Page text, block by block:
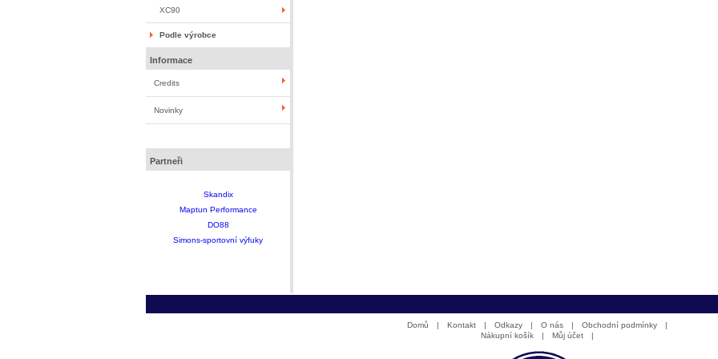
XC90
Podle výrobce
Informace
Credits
Novinky
Partneři
Skandix
Maptun Performance
DO88
Simons-sportovní výfuky
Domů | Kontakt | Odkazy | O nás | Obchodní podmínky
|
Nákupní košík
| Můj účet |